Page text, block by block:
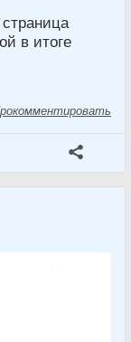
в итоге